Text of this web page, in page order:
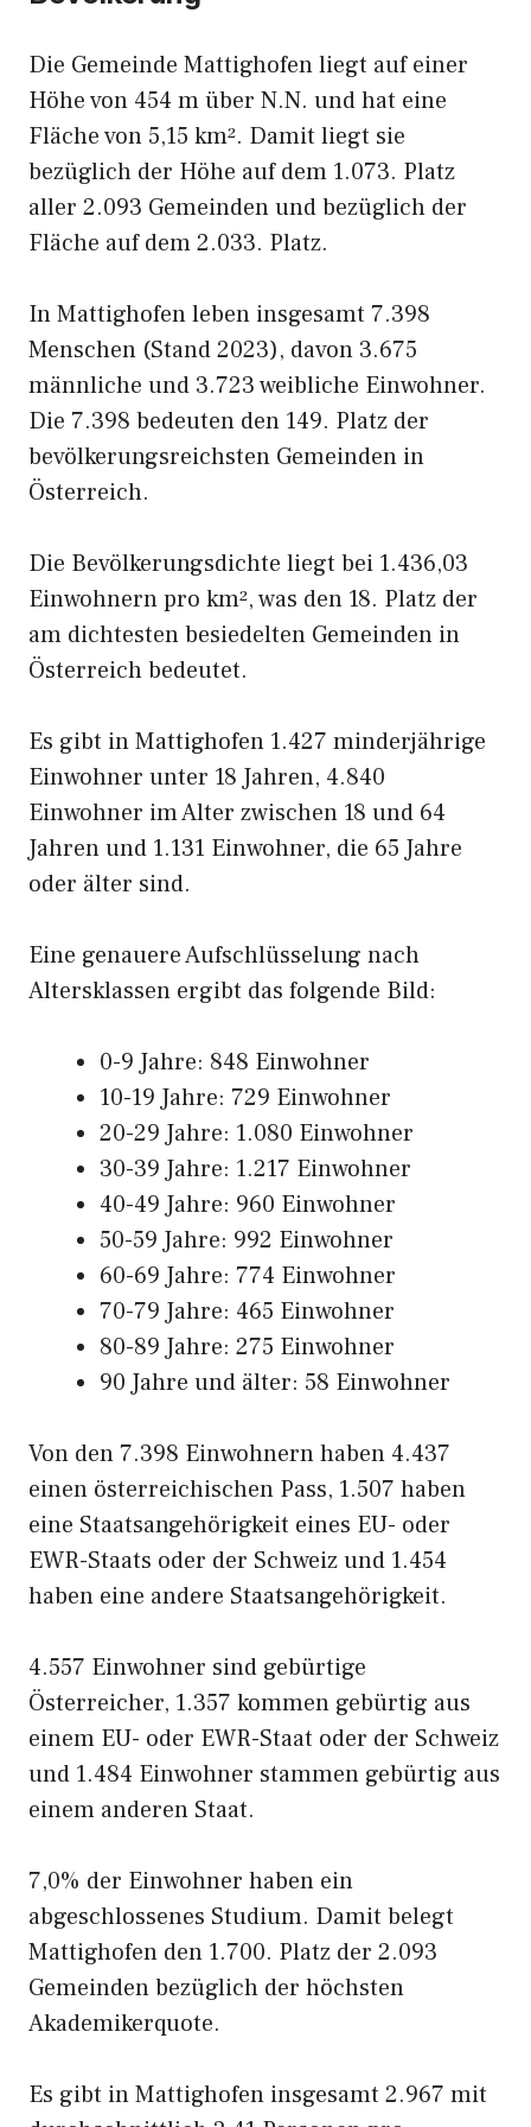
Die Gemeinde Mattighofen liegt auf einer
Höhe von 454 m über N.N. und hat eine
Fläche von 5,15 km². Damit liegt sie
bezüglich der Höhe auf dem 1.073. Platz
aller 2.093 Gemeinden und bezüglich der
Fläche auf dem 2.033. Platz.
In Mattighofen leben insgesamt 7.398
Menschen (Stand 2023), davon 3.675
männliche und 3.723 weibliche Einwohner.
Die 7.398 bedeuten den 149. Platz der
bevölkerungsreichsten Gemeinden in
Österreich.
Die Bevölkerungsdichte liegt bei 1.436,03
Einwohnern pro km², was den 18. Platz der
am dichtesten besiedelten Gemeinden in
Österreich bedeutet.
Es gibt in Mattighofen 1.427 minderjährige
Einwohner unter 18 Jahren, 4.840
Einwohner im Alter zwischen 18 und 64
Jahren und 1.131 Einwohner, die 65 Jahre
oder älter sind.
Eine genauere Aufschlüsselung nach
Altersklassen ergibt das folgende Bild:
0-9 Jahre: 848 Einwohner
10-19 Jahre: 729 Einwohner
20-29 Jahre: 1.080 Einwohner
30-39 Jahre: 1.217 Einwohner
40-49 Jahre: 960 Einwohner
50-59 Jahre: 992 Einwohner
60-69 Jahre: 774 Einwohner
70-79 Jahre: 465 Einwohner
80-89 Jahre: 275 Einwohner
90 Jahre und älter: 58 Einwohner
Von den 7.398 Einwohnern haben 4.437
einen österreichischen Pass, 1.507 haben
eine Staatsangehörigkeit eines EU- oder
EWR-Staats oder der Schweiz und 1.454
haben eine andere Staatsangehörigkeit.
4.557 Einwohner sind gebürtige
Österreicher, 1.357 kommen gebürtig aus
einem EU- oder EWR-Staat oder der Schweiz
und 1.484 Einwohner stammen gebürtig aus
einem anderen Staat.
7,0% der Einwohner haben ein
abgeschlossenes Studium. Damit belegt
Mattighofen den 1.700. Platz der 2.093
Gemeinden bezüglich der höchsten
Akademikerquote.
Es gibt in Mattighofen insgesamt 2.967 mit